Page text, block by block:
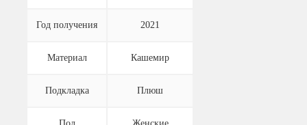
Год получения 2021
Материал Кашемир
Подкладка Плюш